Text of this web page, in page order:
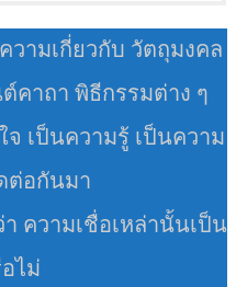
วามเกี่ยวกับ วัตถุมงคล
คาถา พิธีกรรมต่าง ๆ
เป็นความรู้ เป็นความ
ต่อกันมา
ความเชื่อเหล่านั้นเป็น
ไม่